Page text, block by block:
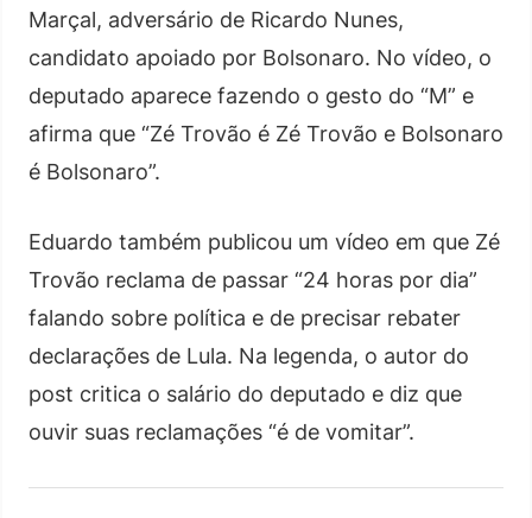
Marçal, adversário de Ricardo Nunes,
candidato apoiado por Bolsonaro. No vídeo, o
deputado aparece fazendo o gesto do “M” e
afirma que “Zé Trovão é Zé Trovão e Bolsonaro
é Bolsonaro”.
Eduardo também publicou um vídeo em que Zé
Trovão reclama de passar “24 horas por dia”
falando sobre política e de precisar rebater
declarações de Lula. Na legenda, o autor do
post critica o salário do deputado e diz que
ouvir suas reclamações “é de vomitar”.